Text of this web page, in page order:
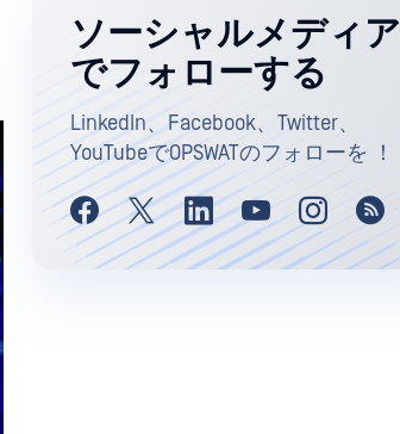
ソーシャルメディア
でフォローする
LinkedIn、Facebook、Twitter、
YouTubeでOPSWATのフォローを ！